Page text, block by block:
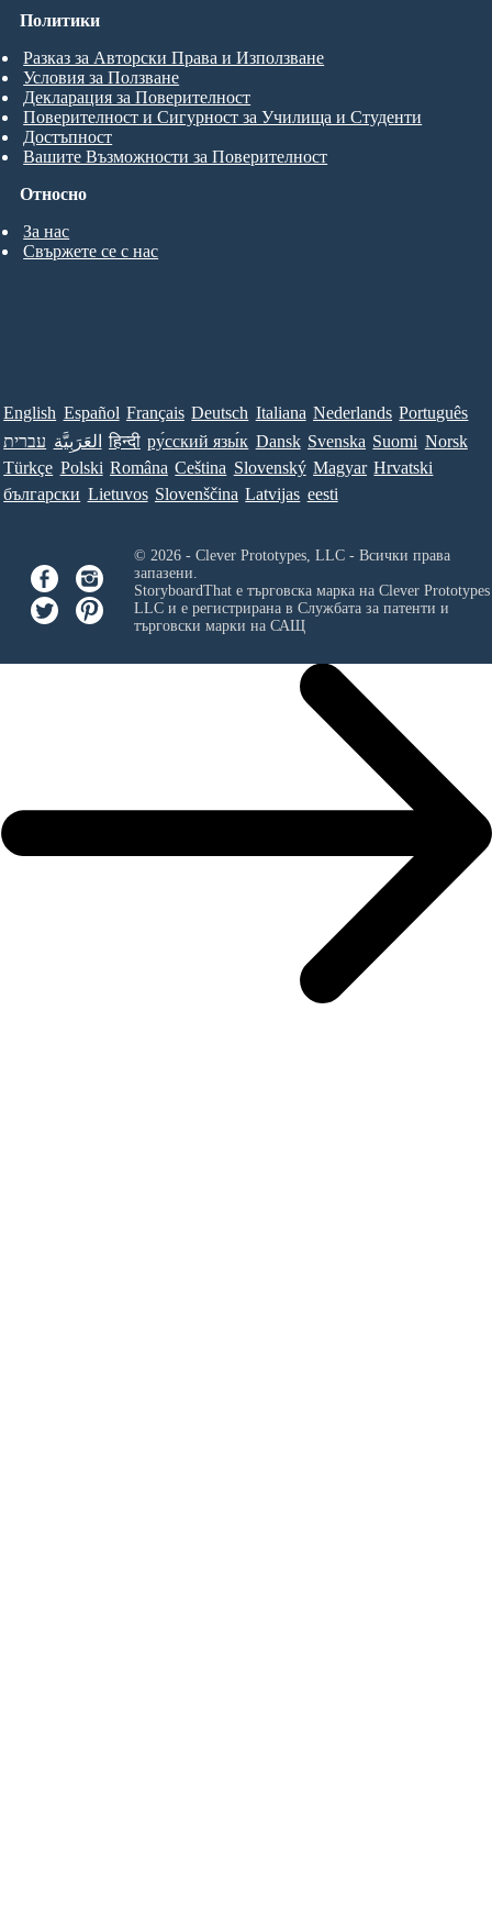
Относно
За нас
Свържете се с нас
Политики
Разказ за Авторски Права и Използване
Условия за Ползване
Декларация за Поверителност
Поверителност и Сигурност за Училища и Студенти
Достъпност
Вашите Възможности за Поверителност
English Español Français Deutsch Italiana Nederlands Português
עברית العَرَبِيَّة हिन्दी ру́сский язы́к Dansk Svenska Suomi Norsk
Türkçe Polski Româna Ceština Slovenský Magyar Hrvatski
български Lietuvos Slovenščina Latvijas eesti
© 2026 - Clever Prototypes, LLC - Всички права
запазени.
StoryboardThat е търговска марка на Clever
LLCи е регистрирана в Службата за патенти и
търговски марки на САЩ